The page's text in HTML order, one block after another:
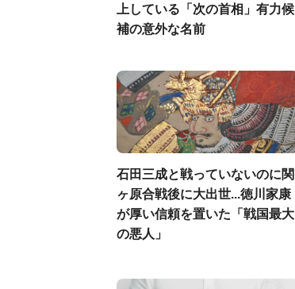
上している「次の首相」有力候
補の意外な名前
石田三成と戦っていないのに関
ヶ原合戦後に大出世...徳川家康
が厚い信頼を置いた「戦国最大
の悪人」